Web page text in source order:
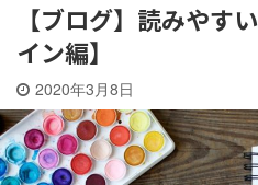
【ブログ】読みやす
イン編】
2020年3月8日